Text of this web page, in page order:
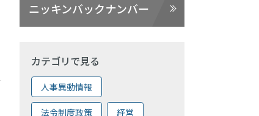
ニッキンバックナンバー
カテゴリで見る
人事異動情報
法令制度政策 経営